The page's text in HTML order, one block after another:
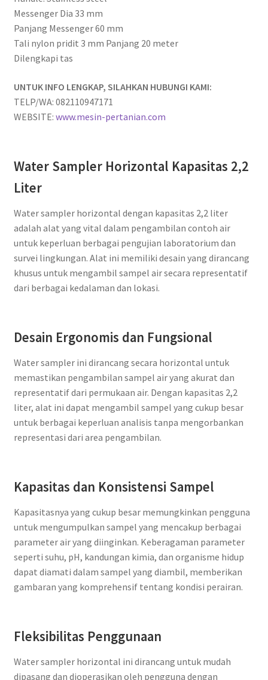
Messenger Dia 33 mm
Panjang Messenger 60 mm
Tali nylon pridit 3 mm Panjang 20 meter
Dilengkapi tas
UNTUK INFO LENGKAP, SILAHKAN HUBUNGI KAMI:
TELP/WA: 082110947171
WEBSITE: www.mesin-pertanian.com
Water Sampler Horizontal Kapasitas 2,2
Liter
Water sampler horizontal dengan kapasitas 2,2 liter
adalah alat yang vital dalam pengambilan contoh air
untuk keperluan berbagai pengujian laboratorium dan
survei lingkungan. Alat ini memiliki desain yang dirancang
khusus untuk mengambil sampel air secara representatif
dari berbagai kedalaman dan lokasi.
Desain Ergonomis dan Fungsional
Water sampler ini dirancang secara horizontal untuk
memastikan pengambilan sampel air yang akurat dan
representatif dari permukaan air. Dengan kapasitas 2,2
liter, alat ini dapat mengambil sampel yang cukup besar
untuk berbagai keperluan analisis tanpa mengorbankan
representasi dari area pengambilan.
Kapasitas dan Konsistensi Sampel
Kapasitasnya yang cukup besar memungkinkan pengguna
untuk mengumpulkan sampel yang mencakup berbagai
parameter air yang diinginkan. Keberagaman parameter
seperti suhu, pH, kandungan kimia, dan organisme hidup
dapat diamati dalam sampel yang diambil, memberikan
gambaran yang komprehensif tentang kondisi perairan.
Fleksibilitas Penggunaan
Water sampler horizontal ini dirancang untuk mudah
dipasang dan dioperasikan oleh pengguna dengan